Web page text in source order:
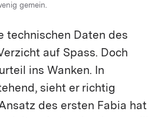
gemein.
technischen Daten des
auf Spass. Doch
ins Wanken. In
sieht er richtig
des ersten Fabia hat